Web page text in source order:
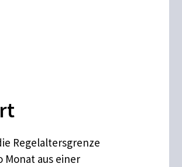
Regelaltersgrenze
Monat aus einer